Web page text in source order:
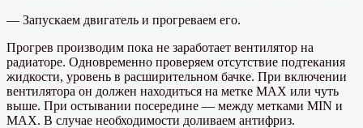
— Запускаем двигатель и прогреваем его.
Прогрев производим пока не заработает вентилятор на
радиаторе. Одновременно проверяем отсутствие подтекания
жидкости, уровень в расширительном бачке. При включении
вентилятора он должен находиться на метке MAX или чуть
выше. При остывании посередине — между метками MIN и
MAX. В случае необходимости доливаем антифриз.